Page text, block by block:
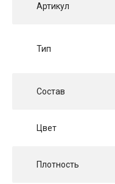
Артикул
Тип
Состав
Цвет
Плотность